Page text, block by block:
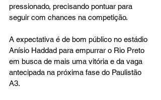
pressionado, precisando pontuar para
seguir com chances na competição.
A expectativa é de bom público no estádio
Anísio Haddad para empurrar o Rio Preto
em busca de mais uma vitória e da vaga
antecipada na próxima fase do Paulistão
A3.